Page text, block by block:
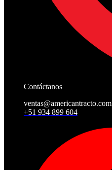
Contáctanos
ventas@americantracto.com
+51 934 899 604